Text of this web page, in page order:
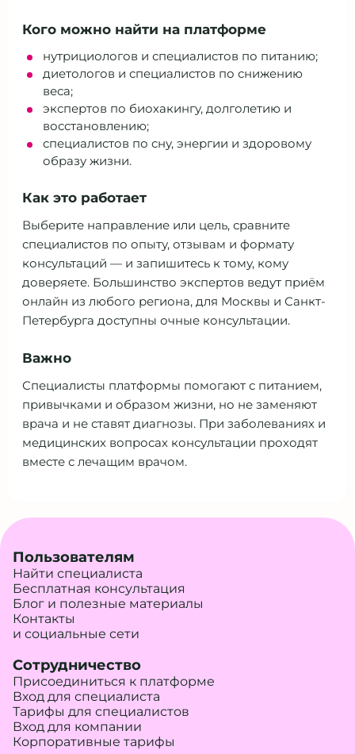
Кого можно найти на платформе
нутрициологов и специалистов по питанию;
диетологов и специалистов по снижению
веса;
экспертов по биохакингу, долголетию и
восстановлению;
специалистов по сну, энергии и здоровому
образу жизни.
Как это работает
Выберите направление или цель, сравните
специалистов по опыту, отзывам и формату
консультаций — и запишитесь к тому, кому
доверяете. Большинство экспертов ведут приём
онлайн из любого региона, для Москвы и Санкт-
Петербурга доступны очные консультации.
Важно
Специалисты платформы помогают с питанием,
привычками и образом жизни, но не заменяют
врача и не ставят диагнозы. При заболеваниях и
медицинских вопросах консультации проходят
вместе с лечащим врачом.
Пользователям
Найти специалиста
Бесплатная консультация
Блог и полезные материалы
Контакты
и социальные сети
Сотрудничество
Присоединиться к платформе
Вход для специалиста
Тарифы для специалистов
Вход для компании
Корпоративные тарифы